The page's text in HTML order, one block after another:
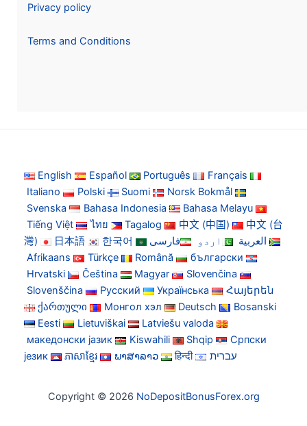
Privacy policy
Terms and Conditions
English Español Português
Français
Italiano
Polski Suomi
Norsk Bokmål
Svenska
Bahasa Indonesia
Bahasa Melayu
Tiếng Việt
ไทย Tagalog 中文 (中国)
中文 (台
灣)
日本語 한국어 العربية اردو
فارسی
Afrikaans
Türkçe Română
български
Hrvatski
Čeština Magyar
Slovenčina
Slovenščina
Русский Українська
Հայերեն
ქართული
Монгол хэл Deutsch
Bosanski
Eesti
Lietuviškai
Latviešu valoda
македонски јазик
Kiswahili Shqip
Српски
језик
ភាសាខ្មែរ ພາສາລາວ हिन्दी עברית
Copyright © 2026 NoDepositBonusForex.org